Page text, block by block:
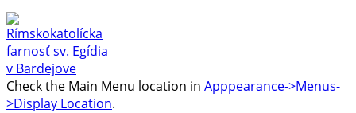
Check the Main Menu location in Apppearance->Menus-
>Display Location.